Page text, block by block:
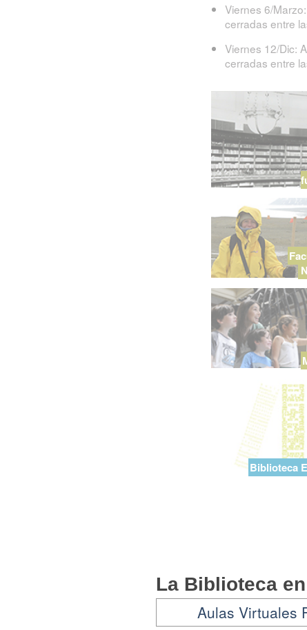
Viernes 6/
cerradas entre
Viernes 12/Dic:
cerradas entre
Biblioteca
La Biblioteca
Aulas Virtuales